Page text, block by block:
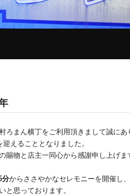
ろまん横丁をご利用頂きまして誠にあ
えることとなりました。
賜物と店主一同心から感謝申し上げま
分からささやかなセレモニーを開催し、
と思っております。